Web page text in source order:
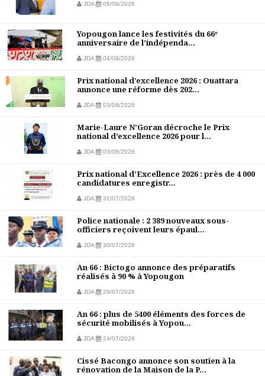
JDA 06/08/2026
Yopougon lance les festivités du 66ᵉ
anniversaire de l’indépenda...
JDA 04/08/2026
Prix national d’excellence 2026 : Ouattara
annonce une réforme dès 202...
JDA 03/08/2026
Marie-Laure N’Goran décroche le Prix
national d’excellence 2026 pour l...
JDA 03/08/2026
Prix national d’Excellence 2026 : près de 4 000
candidatures enregistr...
JDA 31/07/2026
Police nationale : 2 389 nouveaux sous-
officiers reçoivent leurs épaul...
JDA 30/07/2026
An 66 : Bictogo annonce des préparatifs
réalisés à 90 % à Yopougon
JDA 29/07/2026
An 66 : plus de 5400 éléments des forces de
sécurité mobilisés à Yopou...
JDA 24/07/2026
Cissé Bacongo annonce son soutien à la
rénovation de la Maison de la P...